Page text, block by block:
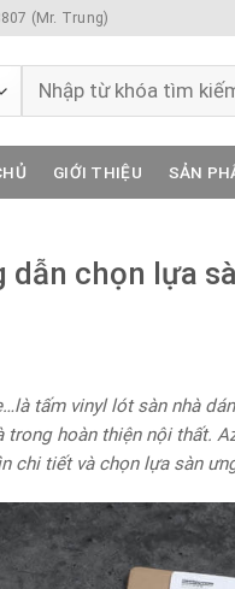
(Mr. Trung)
Tìm
kiếm:
GIỚI THIỆU SẢN
dẫn chọn lựa
tấm vinyl lót sàn nhà
hoàn thiện nội thất.
chi tiết và chọn lựa sàn